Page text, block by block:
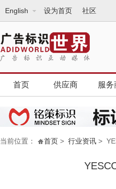
English 设为首页 社区
首页 供应商 服务
当前位置： 首页 > 行业资讯 >